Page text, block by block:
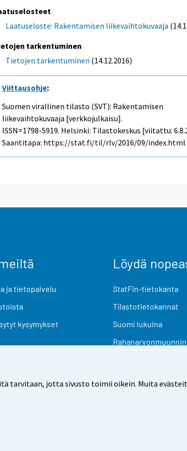
tarvitaan, jotta sivusto toimii oikein. Muita
Laatuseloste: Rakentamisen liikevaihtokuvaaja
tarkentuminen
Tietojen tarkentuminen (14.12.2016)
Viittausohje:
Suomen virallinen tilasto (SVT): Rakentamisen
liikevaihtokuvaaja [verkkojulkaisu].
ISSN=1798-5919. Helsinki: Tilastokeskus [viitattu:
Saantitapa: https://stat.fi/til/rlv/2016/09/index.html
ja tietopalvelu
kysymykset
Löydä
StatFin-tietokanta
Tilastotietokannat
Suomi lukuina
Rahanarvonmuunnin